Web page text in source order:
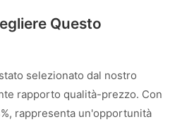
Questo
selezionato dal nostro
rapporto qualità-prezzo. Con
rappresenta un'opportunità